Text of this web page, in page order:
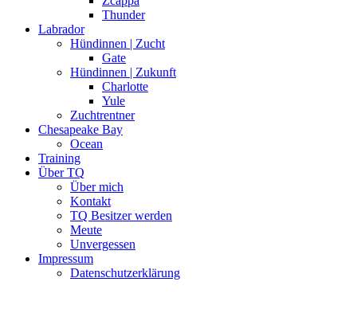
Thunder
Labrador
Hündinnen | Zucht
Gate
Hündinnen | Zukunft
Charlotte
Yule
Zuchtrentner
Chesapeake Bay
Ocean
Training
Über TQ
Über mich
Kontakt
TQ Besitzer werden
Meute
Unvergessen
Impressum
Datenschutzerklärung